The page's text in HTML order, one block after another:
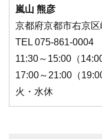
嵐山 熊彦
京都府京都市右京
TEL 075-861-0004
11:30～15:00（
17:00～21:00（
火・水休